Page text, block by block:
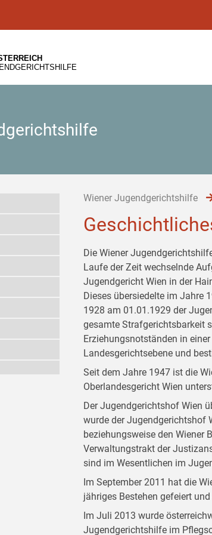
Wiener Jugendgerichtshilfe
Die Wiener
Laufe der Zeit wechselnde
Jugendgericht Wien in der
Dieses übersiedelte im Jahre
1928 am 01.01.1929 der
gesamte Strafgerichtsbarkeit
Erziehungsnotständen in
Landesgerichtsebene und
Seit dem Jahre 1947 ist die
Oberlandesgericht Wien
Der Jugendgerichtshof Wien
wurde der Jugendgerichtshof
beziehungsweise den Wiener
Verwaltungstrakt der
sind im Wesentlichen im
Im September 2011 hat die
jähriges Bestehen gefeiert
Im Juli 2013 wurde
Jugendgerichtshilfe im